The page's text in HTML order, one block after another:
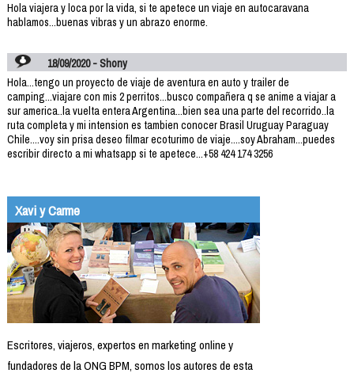
Hola viajera y loca por la vida, si te apetece un viaje en autocaravana
hablamos...buenas vibras y un abrazo enorme.
18/09/2020 - Shony
Hola...tengo un proyecto de viaje de aventura en auto y trailer de
camping...viajare con mis 2 perritos...busco compañera q se anime a viajar a
sur america..la vuelta entera Argentina...bien sea una parte del recorrido..la
ruta completa y mi intension es tambien conocer Brasil Uruguay Paraguay
Chile....voy sin prisa deseo filmar ecoturimo de viaje....soy Abraham...puedes
escribir directo a mi whatsapp si te apetece...+58 424 174 3256
Xavi y Carme
Escritores, viajeros, expertos en marketing online y
fundadores de la ONG BPM, somos los autores de esta